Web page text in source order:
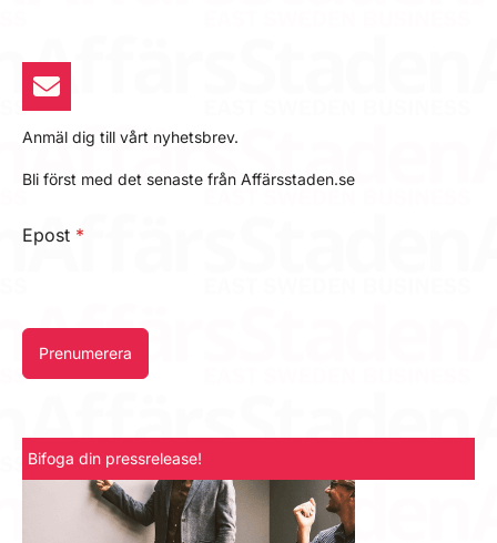
Anmäl dig till vårt nyhetsbrev.
Bli först med det senaste från Affärsstaden.se
Epost *
Prenumerera
Bifoga din pressrelease!